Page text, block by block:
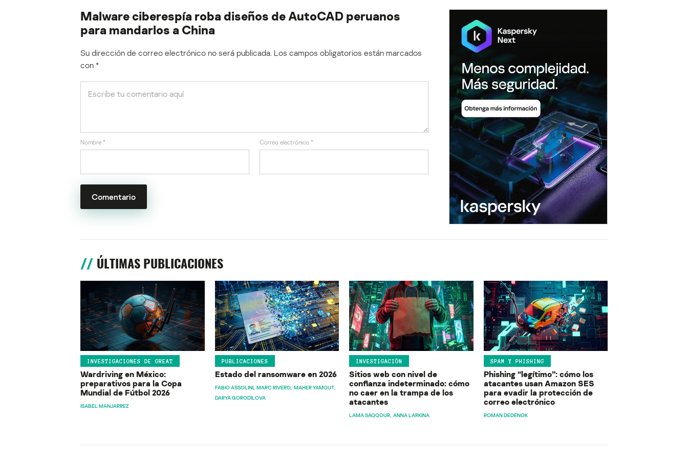
Malware ciberespía roba diseños de AutoCAD peruanos
para mandarlos a China
Su dirección de correo electrónico no será publicada. Los campos obligatorios están marcados
con *
Nombre * Correo electrónico *
ÚLTIMAS PUBLICACIONES
INVESTIGACIONES DE GREAT
Wardriving en México:
preparativos para la Copa
Mundial de Fútbol 2026
ISABEL MANJARREZ
PUBLICACIONES
Estado del ransomware en 2026
FABIO ASSOLINI MARC RIVERO MAHER YAMOUT
DARYA GORODILOVA
INVESTIGACIÓN
Sitios web con nivel de
confianza indeterminado: cómo
no caer en la trampa de los
atacantes
LAMA SAQQOUR ANNA LARKINA
SPAM Y PHISHING
Phishing “legítimo”: cómo los
atacantes usan Amazon SES
para evadir la protección de
correo electrónico
ROMAN DEDENOK